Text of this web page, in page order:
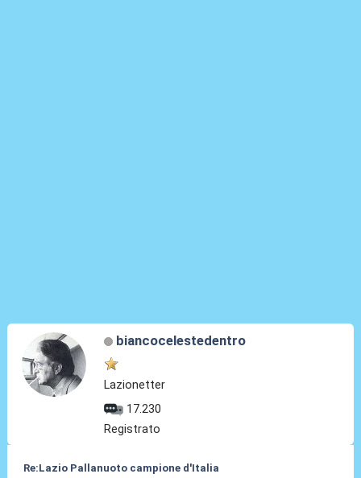
biancocelestedentro
Lazionetter
17.230
Registrato
Re:Lazio Pallanuoto campione d'Italia